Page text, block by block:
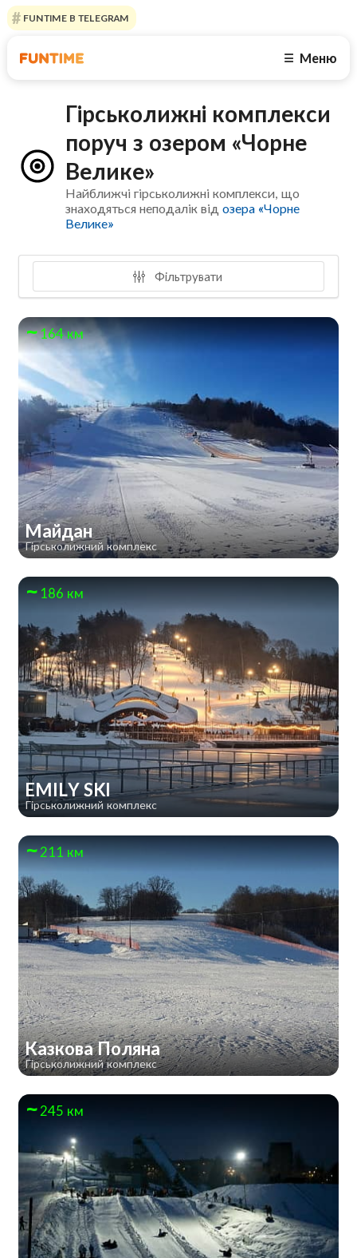
FUNTIME В TELEGRAM
☰ Меню
Гірськолижні комплекси
поруч з озером «Чорне
Велике»
Найближчі гірськолижні комплекси, що
знаходяться неподалік відозера «Чорне
Велике»
Фільтрувати
164 км
Майдан
Гірськолижний комплекс
186 км
EMILY SKI
Гірськолижний комплекс
211 км
Казкова Поляна
Гірськолижний комплекс
245 км